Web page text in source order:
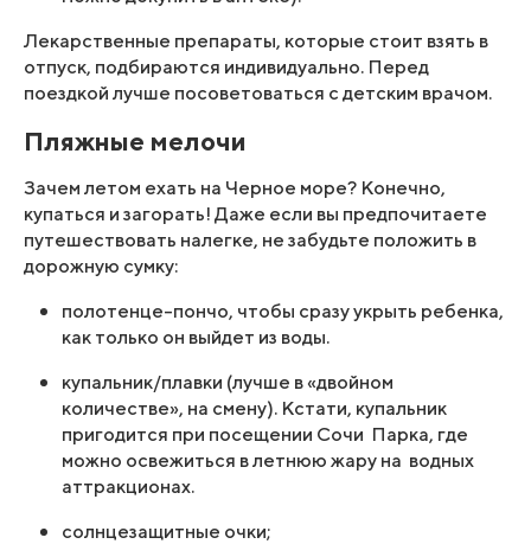
Лекарственные препараты, которые стоит взять в
отпуск, подбираются индивидуально. Перед
поездкой лучше посоветоваться с детским врачом.
Пляжные мелочи
Зачем летом ехать на Черное море? Конечно,
купаться и загорать! Даже если вы предпочитаете
путешествовать налегке, не забудьте положить в
дорожную сумку:
полотенце-пончо, чтобы сразу укрыть ребенка,
как только он выйдет из воды.
купальник/плавки (лучше в «двойном
количестве», на смену). Кстати, купальник
пригодится при посещении Сочи Парка, где
можно освежиться в летнюю жару на водных
аттракционах.
солнцезащитные очки;